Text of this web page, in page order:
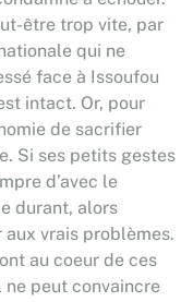
être trop vite, par
qui ne
face à Issoufou
intact. Or, pour
de sacrifier
Si ses petits gestes
d’avec le
durant, alors
aux vrais problèmes.
au coeur de ces
ne peut convaincre